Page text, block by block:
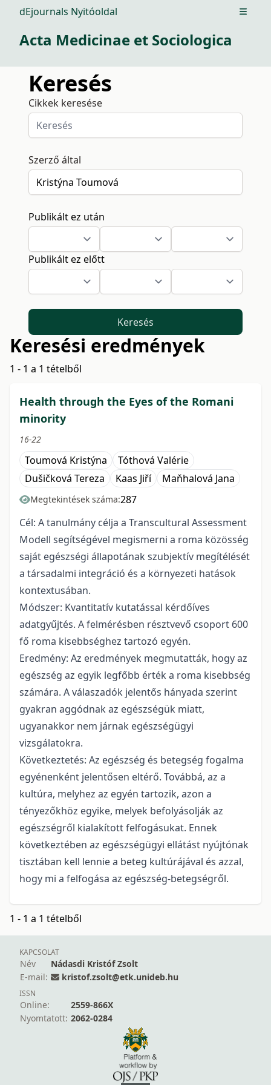
dEjournals Nyitóoldal Open
Acta Medicinae et Sociologica
Keresés
Cikkek keresése
Szerző által
Publikált ez után
Publikált ez előtt
Keresés
Keresési eredmények
1 - 1 a 1 tételből
Health through the Eyes of the Romani
minority
16-22
Toumová Kristýna
Tóthová Valérie
Dušičková Tereza
Kaas Jiří Maňhalová Jana
Megtekintések száma:287
Cél: A tanulmány célja a Transcultural Assessment
Modell segítségével megismerni a roma közösség
saját egészségi állapotának szubjektív megítélését
a társadalmi integráció és a környezeti hatások
kontextusában.
Módszer: Kvantitatív kutatással kérdőíves
adatgyűjtés. A felmérésben résztvevő csoport 600
fő roma kisebbséghez tartozó egyén.
Eredmény: Az eredmények megmutatták, hogy az
egészség az egyik legfőbb érték a roma kisebbség
számára. A válaszadók jelentős hányada szerint
gyakran aggódnak az egészségük miatt,
ugyanakkor nem járnak egészségügyi
vizsgálatokra.
Következtetés: Az egészség és betegség fogalma
egyénenként jelentősen eltérő. Továbbá, az a
kultúra, melyhez az egyén tartozik, azon a
tényezőkhöz egyike, melyek befolyásolják az
egészségről kialakított felfogásukat. Ennek
következtében az egészségügyi ellátást nyújtónak
tisztában kell lennie a beteg kultúrájával és azzal,
hogy mi a felfogása az egészség-betegségről.
1 - 1 a 1 tételből
KAPCSOLAT
Név
Nádasdi Kristóf Zsolt
E-mail:
kristof.zsolt@etk.unideb.hu
ISSN
Online:
2559-866X
Nyomtatott: 2062-0284